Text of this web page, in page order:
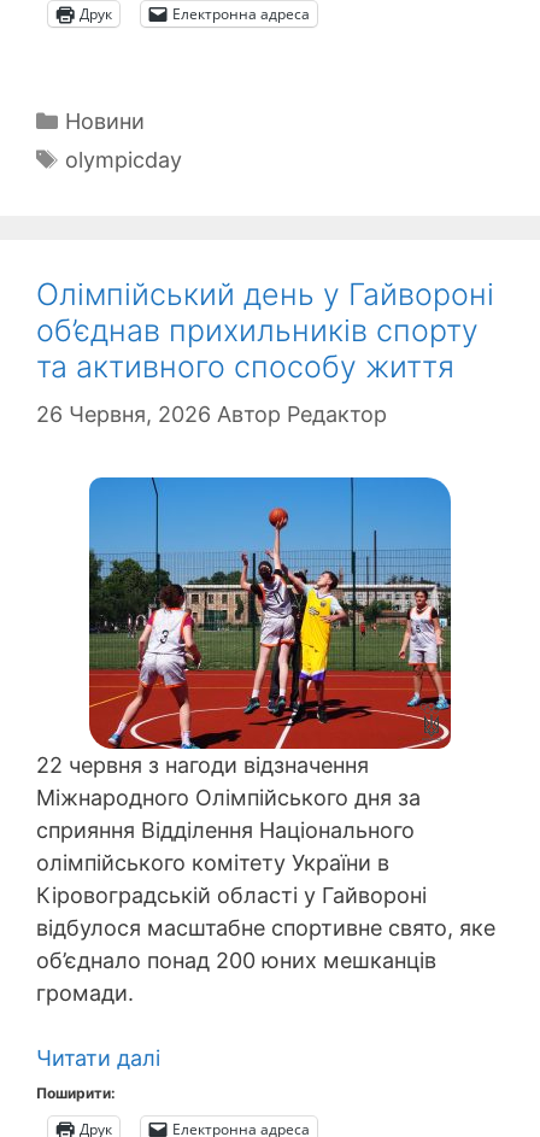
Друк Електронна адреса
Категорії
Новини
Позначки
olympicday
Олімпійський день у Гайвороні
об’єднав прихильників спорту
та активного способу життя
26 Червня, 2026 Автор Редактор
22 червня з нагоди відзначення
Міжнародного Олімпійського дня за
сприяння Відділення Національного
олімпійського комітету України в
Кіровоградській області у Гайвороні
відбулося масштабне спортивне свято, яке
об’єднало понад 200 юних мешканців
громади.
Читати далі
Поширити:
Друк Електронна адреса